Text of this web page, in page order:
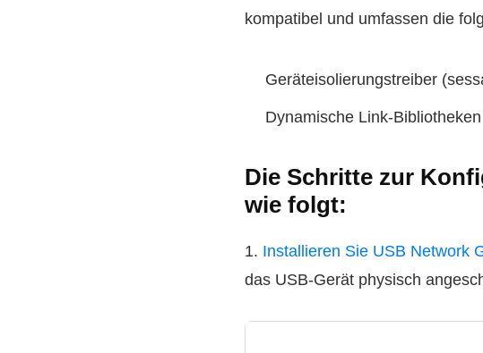
kompatibel und umfassen die
Geräteisolierungstreiber
Dynamische Link-
Die Schritte zur
wie folgt:
1. Installieren Sie USB Network
das USB-Gerät physisch